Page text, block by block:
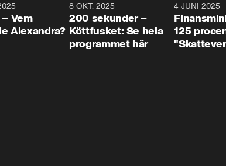
31:05
Vem
Alexandra?
4:29
8 OKT. 2025
200 sekunder –
Köttfusket: Se hela
programmet här
4 JUNI 2025
125